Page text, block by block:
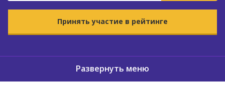
Принять участие в рейтинге